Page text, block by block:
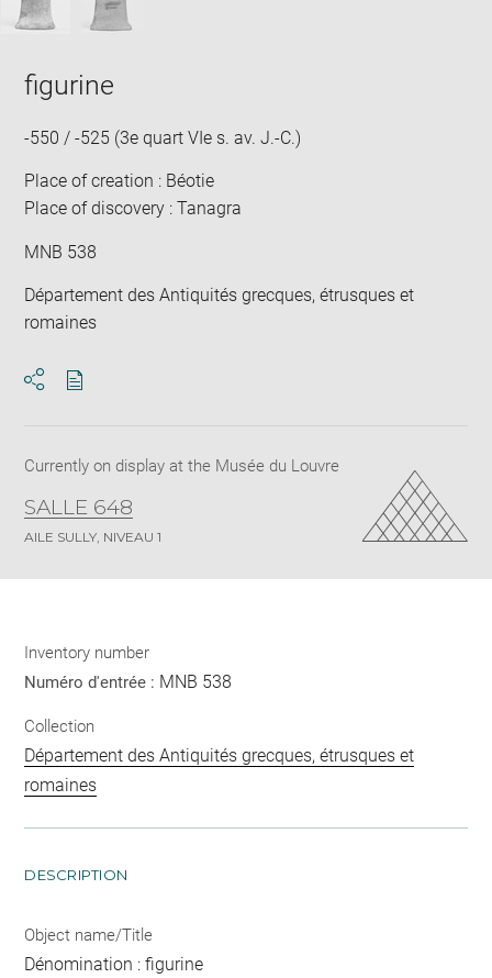
figurine
-550 / -525 (3e quart VIe s. av. J.-C.)
Place of creation : Béotie
Place of discovery : Tanagra
MNB 538
Département des Antiquités grecques, étrusques et
romaines
Currently on display at the Musée du Louvre
SALLE 648
AILE SULLY, NIVEAU 1
Inventory number
Numéro d'entrée : MNB 538
Collection
Département des Antiquités grecques, étrusques et
romaines
DESCRIPTION
Object name/Title
Dénomination : figurine